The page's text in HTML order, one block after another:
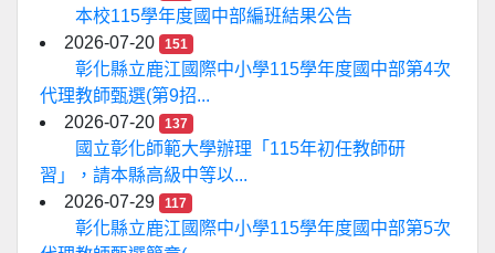
本校115學年度國中部編班結果公告
2026-07-20
151
彰化縣立鹿江國際中小學115學年度國中部第4次
代理教師甄選(第9招...
2026-07-20
137
國立彰化師範大學辦理「115年初任教師研
習」，請本縣高級中等以...
2026-07-29
117
彰化縣立鹿江國際中小學115學年度國中部第5次